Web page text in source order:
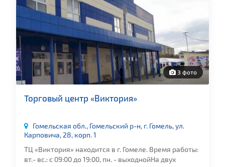
3 фото
Торговый центр «Виктория»
Гомельская обл., Гомельский р-н, г. Гомель, ул.
Карповича, 28, корп. 1
ТЦ «Виктория» находится в г. Гомеле. Время работы:
вт.- вс.: с 09:00 до 19:00, пн. - выходнойНа двух